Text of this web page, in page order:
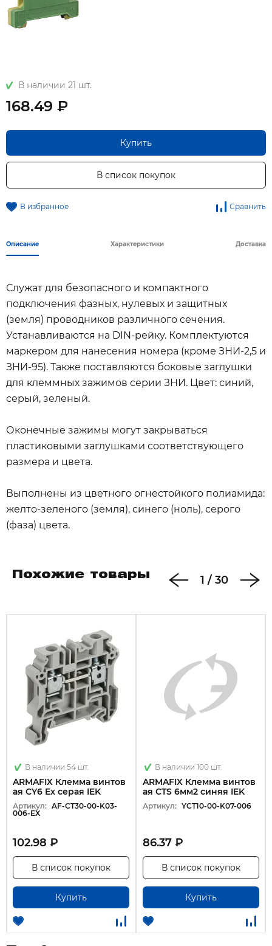
В наличии 21 шт.
168.49 ₽
Купить
В список покупок
В избранное Сравнить
Описание Характеристики Доставка
Служат для безопасного и компактного
подключения фазных, нулевых и защитных
(земля) проводников различного сечения.
Устанавливаются на DIN-рейку. Комплектуются
маркером для нанесения номера (кроме ЗНИ-2,5 и
ЗНИ-95). Также поставляются боковые заглушки
для клеммных зажимов серии ЗНИ. Цвет: синий,
серый, зеленый.
Оконечные зажимы могут закрываться
пластиковыми заглушками соответствующего
размера и цвета.
Выполнены из цветного огнестойкого полиамида:
желто-зеленого (земля), синего (ноль), серого
(фаза) цвета.
Похожие товары 1 / 30
В наличии 54 шт.
ARMAFIX Клемма винтов
ая CY6 Ex серая IEK
Артикул: AF-CT30-00-K03-
006-EX
102.98 ₽
Купить
В список покупок
В наличии 100 шт.
ARMAFIX Клемма винтов
ая CTS 6мм2 синяя IEK
Артикул: YCT10-00-K07-006
86.37 ₽
Купить
В список покупок